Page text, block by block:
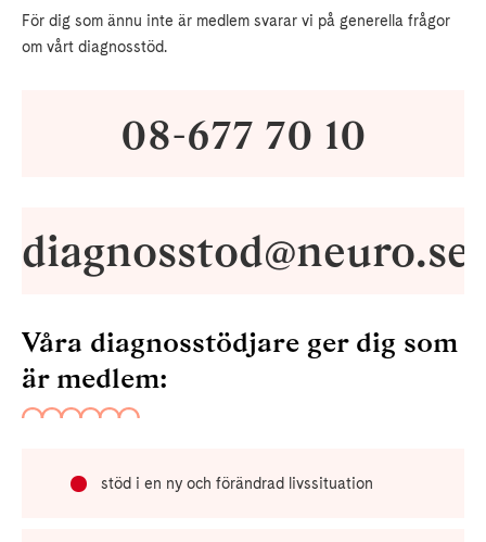
För dig som ännu inte är medlem svarar vi på generella frågor
om vårt diagnosstöd.
08-677 70 10
diagnosstod@neuro.se
Våra diagnosstödjare ger dig som
är medlem:
stöd i en ny och förändrad livssituation